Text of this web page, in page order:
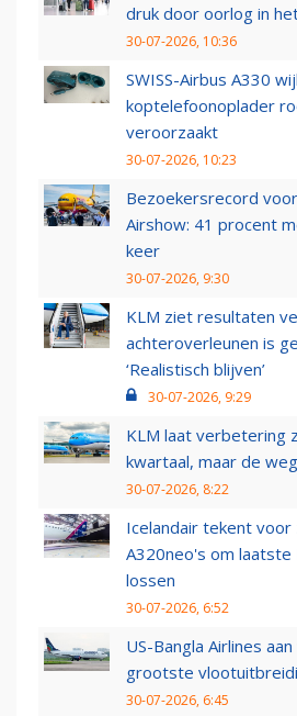
druk door oorlog in
30-07-2026, 10:36
SWISS-Airbus A330
koptelefoonoplader
veroorzaakt
30-07-2026, 10:23
Bezoekersrecord
Airshow: 41 procent
keer
30-07-2026, 9:30
KLM ziet resultaten
achteroverleunen is
‘Realistisch blijven’
30-07-2026, 9:29
KLM laat verbetering
kwartaal, maar de
30-07-2026, 8:22
Icelandair tekent
A320neo's om
lossen
30-07-2026, 6:52
US-Bangla Airlines
grootste
30-07-2026, 6:45